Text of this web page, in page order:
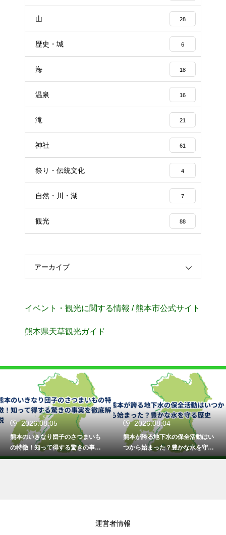
山 28
歴史・城 6
海 18
温泉 16
滝 21
神社 61
祭り・伝統文化 4
自然・川・湖 7
観光 88
アーカイブ
イベント・観光に関する情報 / 熊本市公式サイト
熊本県天草観光ガイド
2026.08.05
熊本のいきなり団子のさつまいも
の特徴！知って得する驚きの事実
を徹底解説
2026.08.04
熊本が誇る地下水の保全活動はい
つから始まった？豊かな水を守る
歴史
運営者情報